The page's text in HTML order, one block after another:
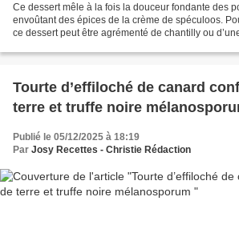
Ce dessert mêle à la fois la douceur fondante des
envoûtant des épices de la crème de spéculoos.
ce dessert peut être agrémenté de chantilly ou
Tourte d’effiloché de canard confit, pommes
terre et truffe noire
Publié le 05/12/2025 à 18:19
Par Josy Recettes - Christie Rédaction